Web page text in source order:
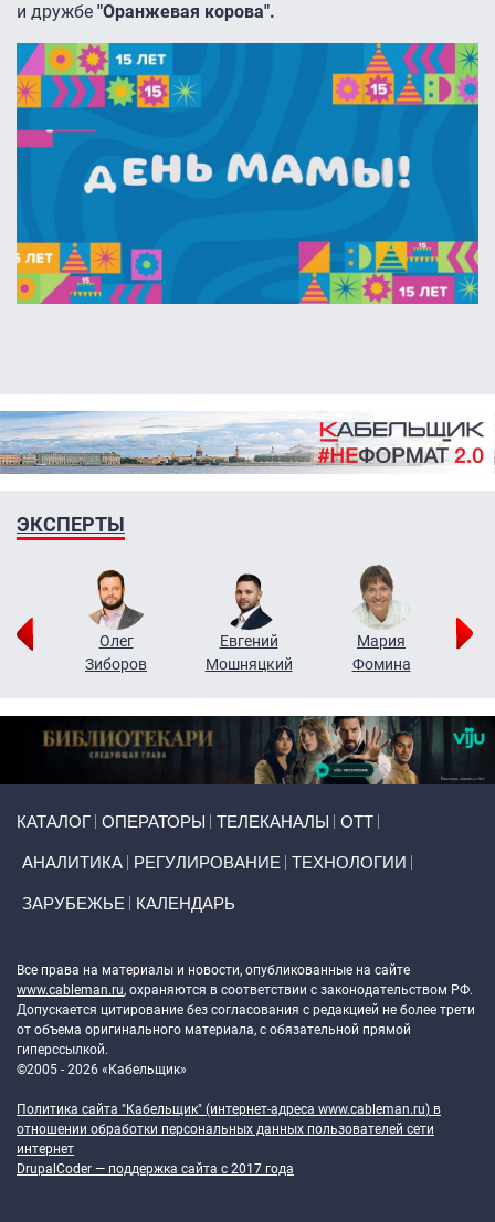
и дружбе "Оранжевая корова".
ЭКСПЕРТЫ
Олег
Зиборов
Евгений
Мошняцкий
Мария
Фомина
КАТАЛОГ ОПЕРАТОРЫ ТЕЛЕКАНАЛЫ ОТТ
АНАЛИТИКА РЕГУЛИРОВАНИЕ ТЕХНОЛОГИИ
ЗАРУБЕЖЬЕ КАЛЕНДАРЬ
Все права на материалы и новости, опубликованные на сайте
www.cableman.ru, охраняются в соответствии с законодательством РФ.
Допускается цитирование без согласования с редакцией не более трети
от объема оригинального материала, с обязательной прямой
гиперссылкой.
©2005 - 2026 «Кабельщик»
Политика сайта "Кабельщик" (интернет-адреса www.cableman.ru) в
отношении обработки персональных данных пользователей сети
интернет
DrupalCoder — поддержка сайта c 2017 года